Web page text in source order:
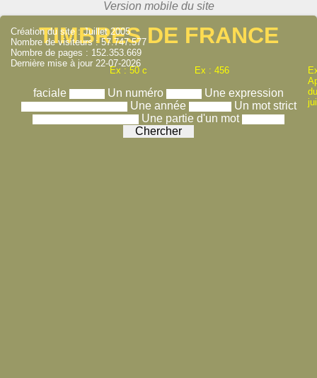
TIMBRES DE FRANCE
Ex : 50 c Ex : 456
faciale Un numéro
Une expression
Une année
Un mot strict
Une partie d'un mot
Création du site : Juillet 2005
Nombre de visiteurs : 57.747.577
Nombre de pages : 152.353.669
Dernière mise à jour 22-07-2026